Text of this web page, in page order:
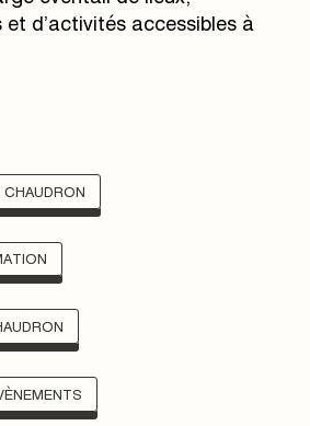
et d’activités accessibles à